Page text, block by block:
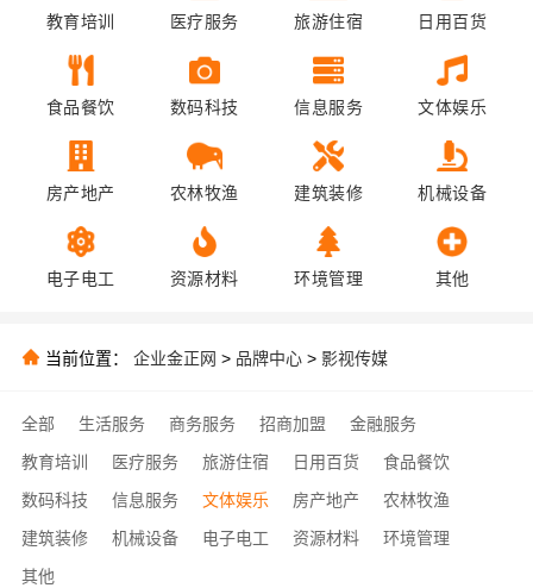
教育培训 医疗服务 旅游住宿 日用百货
食品餐饮 数码科技 信息服务 文体娱乐
房产地产 农林牧渔 建筑装修 机械设备
电子电工 资源材料 环境管理 其他
当前位置： 企业金正网 > 品牌中心 > 影视传媒
全部 生活服务 商务服务 招商加盟
金融服务
教育培训
医疗服务 旅游住宿 日用百货
食品餐饮
数码科技
信息服务 文体娱乐 房产地产
农林牧渔
建筑装修
机械设备 电子电工 资源材料
环境管理
其他